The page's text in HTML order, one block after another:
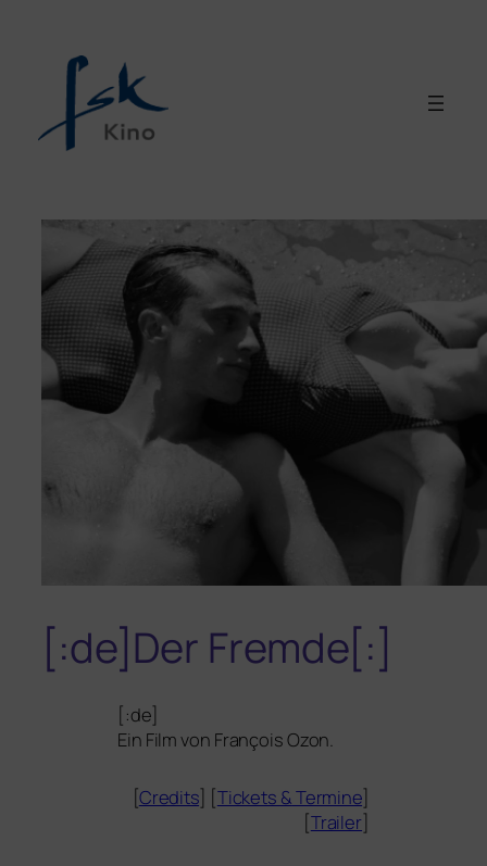
[:de]Der Fremde[:]
[:de]
Ein Film von François Ozon.
[Credits] [Tickets &Termine]
[Trailer]